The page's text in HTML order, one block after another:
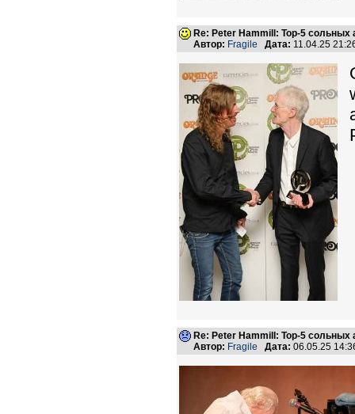
Re: Peter Hammill: Top-5 сольных
Автор: Fragile Дата: 11.04.25
Re: Peter Hammill: Top-5 сольных
Автор: Fragile Дата: 06.05.25